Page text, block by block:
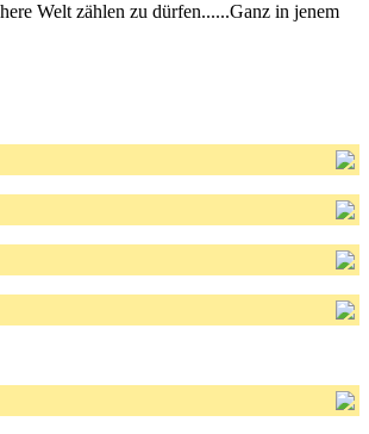
Welt zählen zu dürfen......Ganz in jenem